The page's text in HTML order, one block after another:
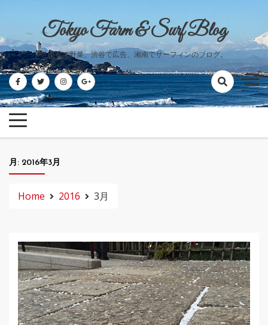
content
Tokyo Farm & Surf Blog
世田谷で野菜、渋谷で広告、湘南でサーフィンのブログ。
月: 2016年3月
Home 2016 3月